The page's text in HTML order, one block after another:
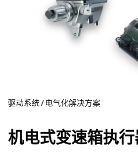
驱动系统 / 电气化解决方案
机电式变速箱执